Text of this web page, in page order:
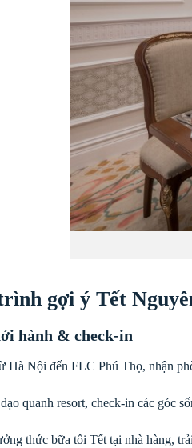
gợi ý Tết
hành & check-in
Hà Nội đến FLC Phú Thọ, nhận
quanh resort, check-in các góc
thức bữa tối Tết tại nhà hàng,